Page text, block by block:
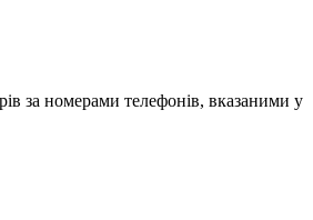
за номерами телефонів, вказаними у